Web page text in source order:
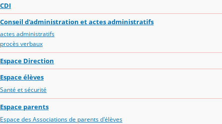
CDI
Conseil d'administration et actes administratifs
actes administratifs
procès verbaux
Espace Direction
Espace élèves
Santé et sécurité
Espace parents
Espace des Associations de parents d'élèves